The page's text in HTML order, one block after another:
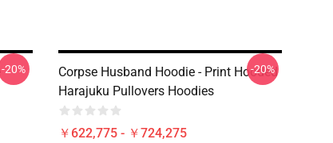
-20%
Corpse Husband Hoodie - Print Hooded
Harajuku Pullovers Hoodies
￥622,775 - ￥724,275
-20%